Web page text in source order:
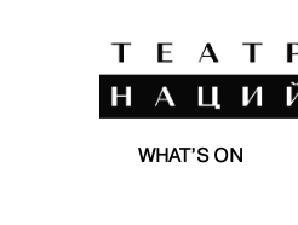
WHAT’S ON